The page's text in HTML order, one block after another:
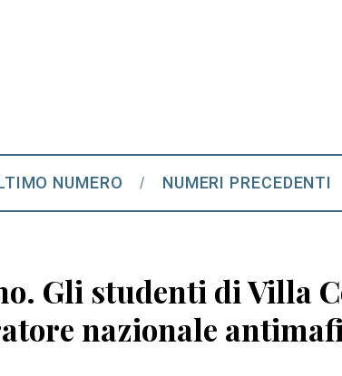
NUMERO NUMERI PRECEDENTI
Gli studenti di Villa
nazionale